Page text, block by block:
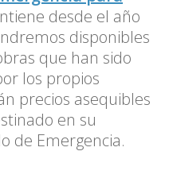
desde el año
disponibles
que han sido
los propios
precios asequibles
en su
de Emergencia.